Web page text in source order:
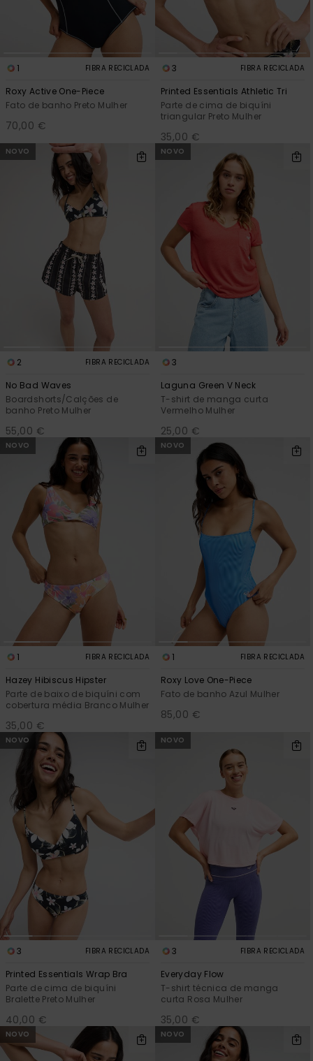
1 FIBRA RECICLADA
Roxy Active One-Piece
Fato de banho Preto Mulher
70,00 €
3 FIBRA RECICLADA
Printed Essentials Athletic Tri
Parte de cima de biquíni
triangular Preto Mulher
35,00 €
NOVO
2 FIBRA RECICLADA
No Bad Waves
Boardshorts/Calções de
banho Preto Mulher
55,00 €
NOVO
3
Laguna Green V Neck
T-shirt de manga curta
Vermelho Mulher
25,00 €
NOVO
1 FIBRA RECICLADA
Hazey Hibiscus Hipster
Parte de baixo de biquíni com
cobertura média Branco Mulher
35,00 €
NOVO
1 FIBRA RECICLADA
Roxy Love One-Piece
Fato de banho Azul Mulher
85,00 €
NOVO
3 FIBRA RECICLADA
Printed Essentials Wrap Bra
Parte de cima de biquíni
Bralette Preto Mulher
40,00 €
NOVO
3 FIBRA RECICLADA
Everyday Flow
T-shirt técnica de manga
curta Rosa Mulher
35,00 €
NOVO NOVO